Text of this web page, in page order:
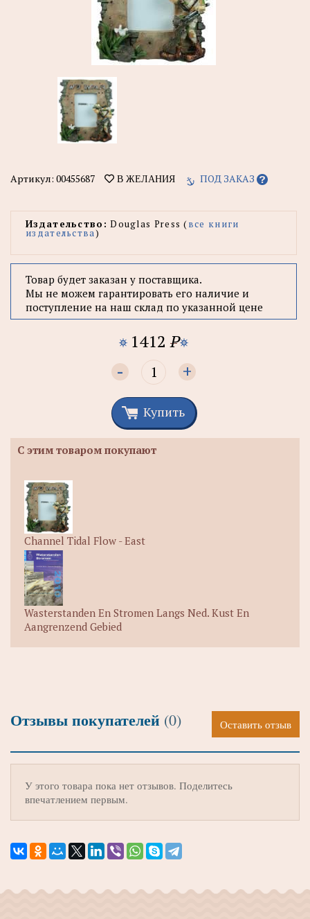
Артикул: 00455687 В ЖЕЛАНИЯ ПОД ЗАКАЗ
Издательство: Douglas Press (все книги
издательства)
Товар будет заказан у поставщика.
Мы не можем гарантировать его наличие и
поступление на наш склад по указанной цене
1412 P
- +
Купить
С этим товаром покупают
Channel Tidal Flow - East
Wasterstanden En Stromen Langs Ned. Kust En
Aangrenzend Gebied
Отзывы покупателей (0) Оставить отзыв
У этого товара пока нет отзывов. Поделитесь
впечатлением первым.